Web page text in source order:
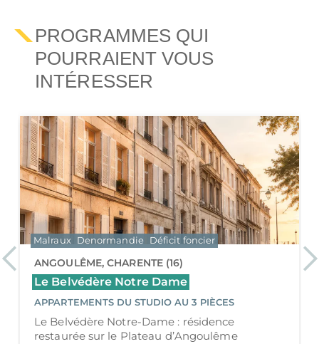
PROGRAMMES QUI
POURRAIENT VOUS
INTÉRESSER
PreviousANGOULÊME, CHARENTE (16)
Le Belvédère Notre Dame
APPARTEMENTS DU STUDIO AU 3 PIÈCES
Le Belvédère Notre-Dame : résidence
restaurée sur le Plateau d’Angoulême
Malraux Denormandie Déficit foncier